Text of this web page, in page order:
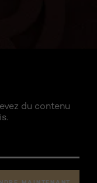
du contenu